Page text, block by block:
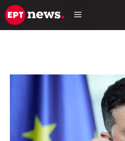
Μετάβαση
σε